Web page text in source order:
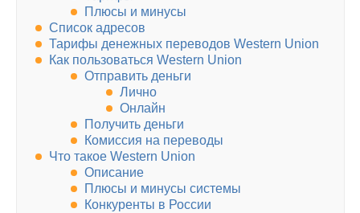
Плюсы и минусы
Список адресов
Тарифы денежных переводов Western Union
Как пользоваться Western Union
Отправить деньги
Лично
Онлайн
Получить деньги
Комиссия на переводы
Что такое Western Union
Описание
Плюсы и минусы системы
Конкуренты в России